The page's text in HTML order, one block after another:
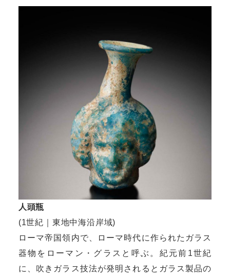
人頭瓶
(1世紀｜東地中海沿岸域)
ローマ帝国領内で、ローマ時代に作られたガラス
器物をローマン・グラスと呼ぶ。紀元前1世紀
に、吹きガラス技法が発明されるとガラス製品の